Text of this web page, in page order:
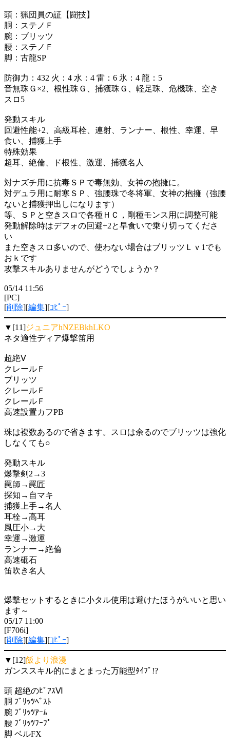
頭：猟団員の証【闘技】
胴：ステノＦ
腕：ブリッツ
腰：ステノＦ
脚：古龍SP
防御力：432 火：4 水：4 雷：6 氷：4 龍：5
音無珠Ｇ×2、根性珠Ｇ、捕獲珠Ｇ、軽足珠、危機珠、空き
スロ5
発動スキル
回避性能+2、高級耳栓、連射、ランナー、根性、幸運、早
食い、捕獲上手
特殊効果
超耳、絶倫、ド根性、激運、捕獲名人
対ナズチ用に抗毒ＳＰで毒無効、女神の抱擁に。
対デュラ用に耐寒ＳＰ、強腰珠で冬将軍、女神の抱擁（強腰
ないと捕獲押出しになります）
等、ＳＰと空きスロで各種ＨＣ，剛種モンス用に調整可能
発動解除時はデフォの回避+2と早食いで乗り切ってくださ
い
また空きスロ多いので、使わない場合はブリッツＬｖ1でも
おｋです
攻撃スキルありませんがどうでしょうか？
05/14 11:56
[PC]
[削除][編集][ｺﾋﾟｰ]
▼[11]ジュニアhNZEBkhLKO
ネタ適性ディア爆撃笛用
超絶Ⅴ
クレールＦ
ブリッツ
クレールＦ
クレールＦ
高速設置カフPB
珠は複数あるので省きます。スロは余るのでブリッツは強化
しなくても○
発動スキル
爆撃剣2→3
罠師→罠匠
探知→自マキ
捕獲上手→名人
耳栓→高耳
風圧小→大
幸運→激運
ランナー→絶倫
高速砥石
笛吹き名人
爆撃セットするときに小タル使用は避けたほうがいいと思い
ます～
05/17 11:00
[F706i]
[削除][編集][ｺﾋﾟｰ]
▼[12]飯より浪漫
ガンススキル的にまとまった万能型ﾀｲﾌﾟ!?
頭 超絶のﾋﾟｱｽⅥ
胴 ﾌﾞﾘｯﾂﾍﾞｽﾄ
腕 ﾌﾞﾘｯﾂｱｰﾑ
腰 ﾌﾞﾘｯﾂﾌｰﾌﾟ
脚 ベルFX